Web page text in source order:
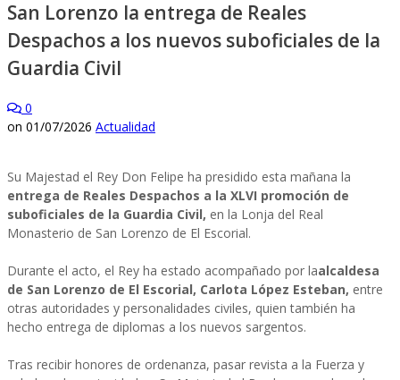
San Lorenzo la entrega de Reales
Despachos a los nuevos suboficiales de la
Guardia Civil
0
on 01/07/2026 Actualidad
Su Majestad el Rey D​on Felipe ha presidido esta mañana la
entrega de Reales Despachos a la XLVI promoción de
suboficiales de la Guardia Civil, en la Lonja del Real
Monasterio de San Lorenzo de El Escorial.
Durante el acto, el Rey ha estado acompañado por laalcaldesa
de San Lorenzo de El Escorial, Carlota López Esteban, entre
otras autoridades y personalidades civiles, quien también ha
hecho entrega de diplomas a los nuevos sargentos.
Tras recibir honores de ordenanza, pasar revista a la Fuerza y